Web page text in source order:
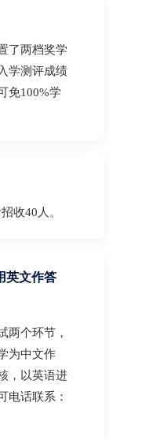
了两档奖学
学测评成绩
免100%学
收40人。
英文作答
两个环节，
为中文作
，以英语进
电话联系：